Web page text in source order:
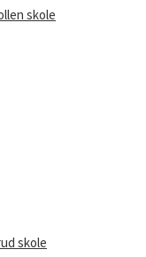
skole
skole